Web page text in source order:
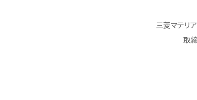
三菱マテリ
取